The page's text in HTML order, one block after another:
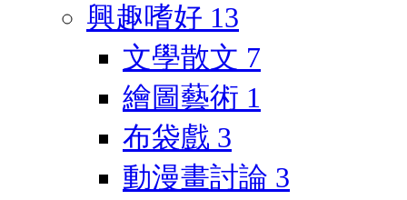
興趣嗜好 13
文學散文 7
繪圖藝術 1
布袋戲 3
動漫畫討論 3